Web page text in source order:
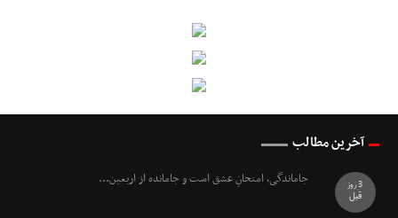
آخرین مطالب
جاماندگی، امتحانِ عشق است و جامانده از اربعین...
3 روز
قبل